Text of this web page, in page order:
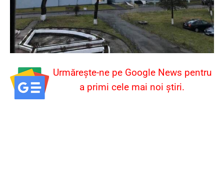
Urmărește-ne pe Google News pentru
a primi cele mai noi știri.